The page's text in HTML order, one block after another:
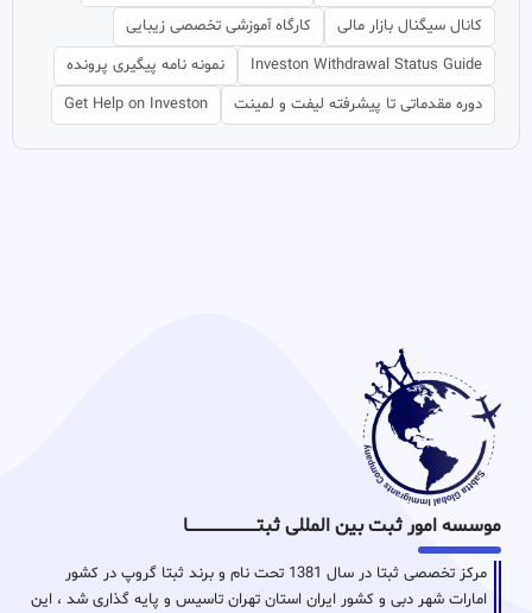
کانال سیگنال بازار مالی
کارگاه آموزشی تخصصی زیبایی
Investon Withdrawal Status Guide
نمونه نامه پیگیری پرونده
دوره مقدماتی تا پیشرفته لیفت و لمینت
Get Help on Investon
موسسه امور ثبت بین المللی ثبتـــــــــــــــــــــــــــــا
مرکز تخصصی ثبتا در سال 1381 تحت نام و برند ثبتا گروپ در کشور
امارات شهر دبی و کشور ایران استان تهران تاسیس و پایه گذاری شد ، این